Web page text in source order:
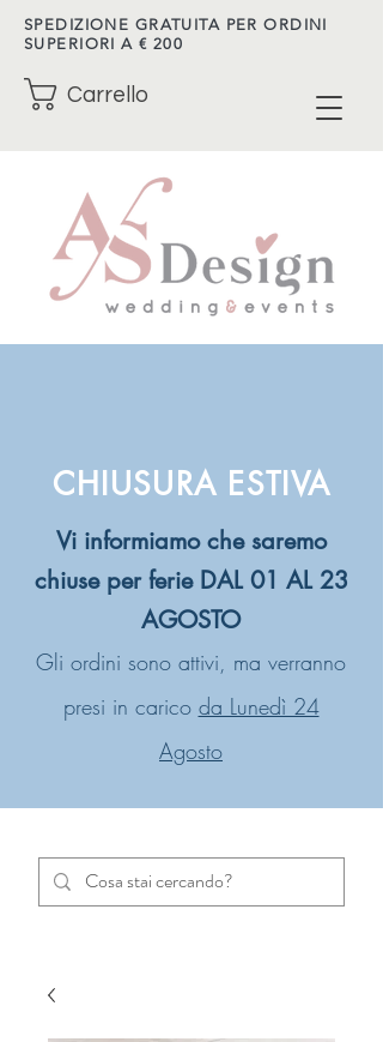
SPEDIZIONE GRATUITA PER ORDINI
SUPERIORI A € 200
Carrello
CHIUSURA ESTIVA
Vi informiamo che saremo
chiuse per ferie DAL 01 AL 23
AGOSTO
Gli ordini sono attivi, ma verranno
presi in carico da Lunedì 24
Agosto